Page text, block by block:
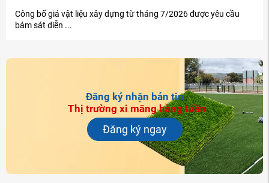
Công bố giá vật liệu xây dựng từ tháng 7/2026 được yêu cầu
bám sát diễn ...
Đăng ký nhận bản tin
Thị trường xi măng hàng tuần
Đăng ký ngay